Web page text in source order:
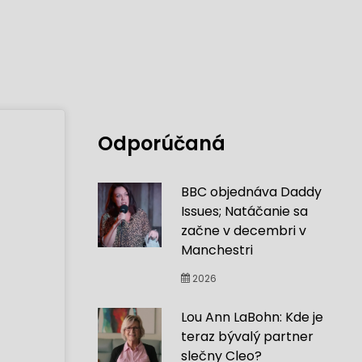
Odporúčaná
BBC objednáva Daddy
Issues; Natáčanie sa
začne v decembri v
Manchestri
2026
Lou Ann LaBohn: Kde je
teraz bývalý partner
slečny Cleo?